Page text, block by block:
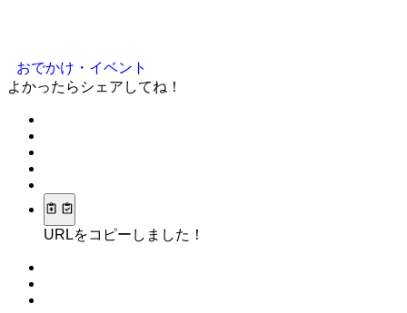
おでかけ・イベント
よかったらシェアしてね！
URLをコピーしました！